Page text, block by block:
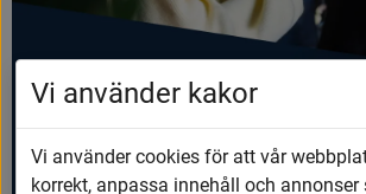
Vi använder kakor
Vi använder cookies för att vår
korrekt, anpassa innehåll och